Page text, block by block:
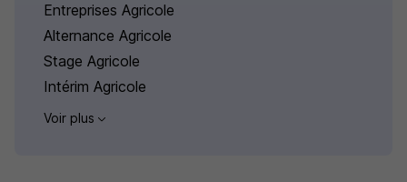
Entreprises Agricole
Alternance Agricole
Stage Agricole
Intérim Agricole
Voir plus